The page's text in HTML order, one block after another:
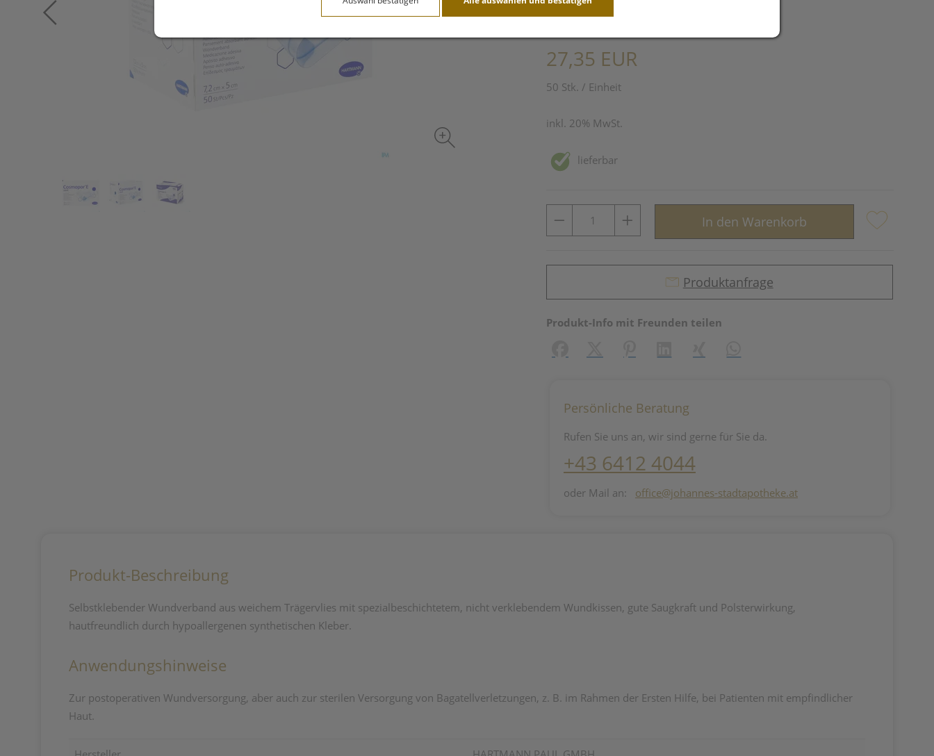
27,35 EUR
50 Stk. / Einheit
inkl. 20% MwSt.
lieferbar
In den Warenkorb
Produktanfrage
Produkt-Info mit Freunden teilen
Persönliche Beratung
Rufen Sie uns an, wir sind gerne für Sie da.
+43 6412 4044
oder Mail an: office@johannes-stadtapotheke.at
Produkt-Beschreibung
Selbstklebender Wundverband aus weichem Trägervlies mit spezialbeschichtetem, nicht verklebendem Wundkissen, gute Saugkraft und Polsterwirkung,
hautfreundlich durch hypoallergenen synthetischen Kleber.
Anwendungshinweise
Zur postoperativen Wundversorgung, aber auch zur sterilen Versorgung von Bagatellverletzungen, z. B. im Rahmen der Ersten Hilfe, bei Patienten mit empfindlicher
Haut.